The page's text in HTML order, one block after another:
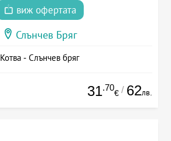
виж офертата
Слънчев Бряг
Котва - Слънчев бряг
31.70
€ / 62лв.